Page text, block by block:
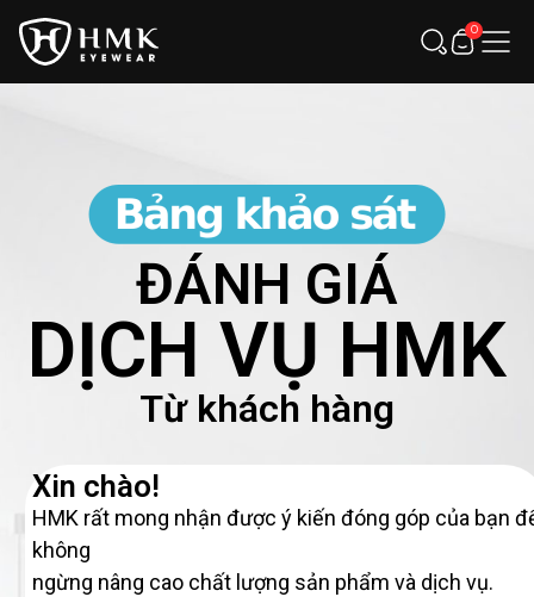
0
ĐÁNH GIÁ
DỊCH VỤ HMK
Từ khách hàng
Xin chào!
HMK rất mong nhận được ý kiến đóng góp của bạn
không
ngừng nâng cao chất lượng sản phẩm và dịch vụ.